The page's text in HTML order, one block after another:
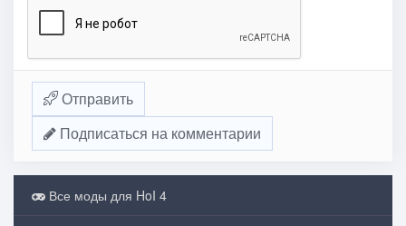
Отправить
Подписаться на комментарии
Все моды для HoI 4